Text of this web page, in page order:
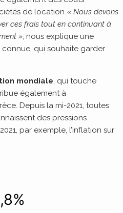
de location.« Nous devons
ces frais tout en continuant à
», nous explique une
qui souhaite garder
mondiale, qui touche
également à
Depuis la mi-2021, toutes
des pressions
par exemple, l’inflation sur